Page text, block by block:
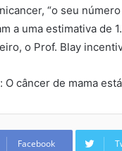
“o seu
a uma estimativa de
o Prof. Blay
O câncer de mama
Facebook